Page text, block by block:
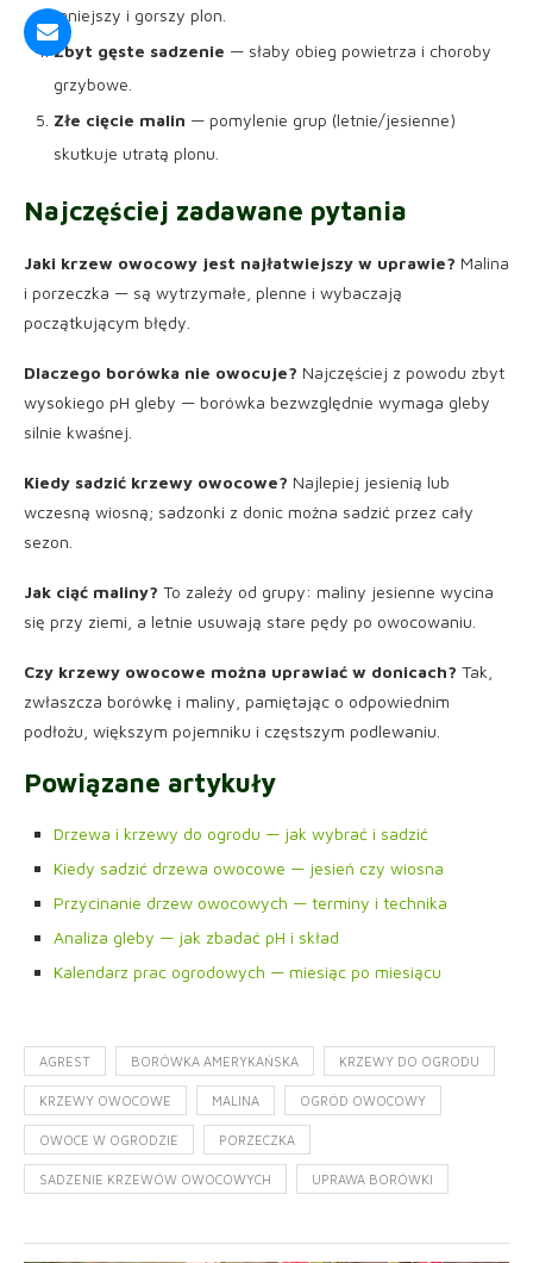
mniejszy i gorszy plon.
Zbyt gęste sadzenie — słaby obieg powietrza i choroby
grzybowe.
Złe cięcie malin — pomylenie grup (letnie/jesienne)
skutkuje utratą plonu.
Najczęściej zadawane pytania
Jaki krzew owocowy jest najłatwiejszy w uprawie? Malina
i porzeczka — są wytrzymałe, plenne i wybaczają
początkującym błędy.
Dlaczego borówka nie owocuje? Najczęściej z powodu zbyt
wysokiego pH gleby — borówka bezwzględnie wymaga gleby
silnie kwaśnej.
Kiedy sadzić krzewy owocowe? Najlepiej jesienią lub
wczesną wiosną; sadzonki z donic można sadzić przez cały
sezon.
Jak ciąć maliny? To zależy od grupy: maliny jesienne wycina
się przy ziemi, a letnie usuwają stare pędy po owocowaniu.
Czy krzewy owocowe można uprawiać w donicach? Tak,
zwłaszcza borówkę i maliny, pamiętając o odpowiednim
podłożu, większym pojemniku i częstszym podlewaniu.
Powiązane artykuły
Drzewa i krzewy do ogrodu — jak wybrać i sadzić
Kiedy sadzić drzewa owocowe — jesień czy wiosna
Przycinanie drzew owocowych — terminy i technika
Analiza gleby — jak zbadać pH i skład
Kalendarz prac ogrodowych — miesiąc po miesiącu
AGREST BORÓWKA AMERYKAŃSKA KRZEWY DO OGRODU
KRZEWY OWOCOWE MALINA OGRÓD OWOCOWY
OWOCE W OGRODZIE PORZECZKA
SADZENIE KRZEWÓW OWOCOWYCH UPRAWA BORÓWKI